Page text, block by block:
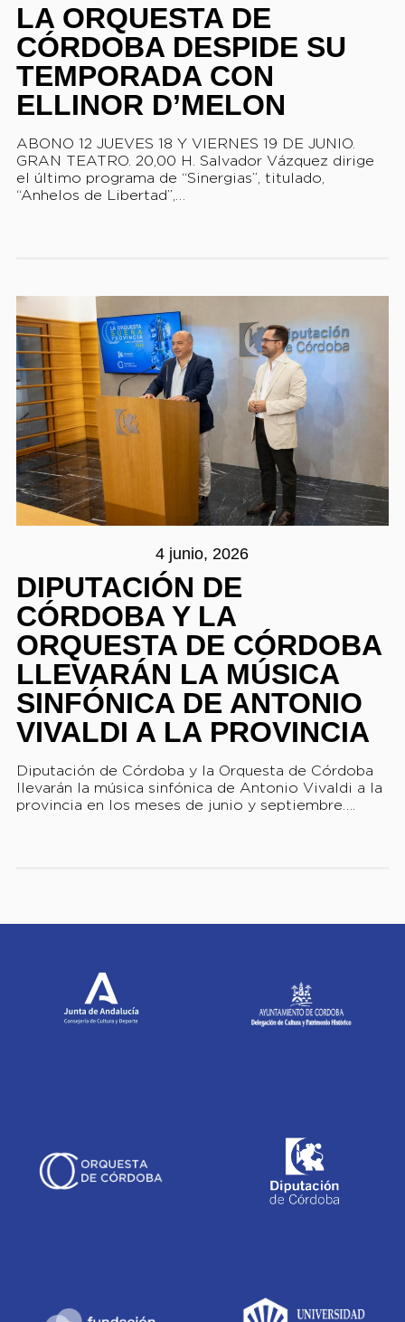
LA ORQUESTA DE
CÓRDOBA DESPIDE SU
TEMPORADA CON
ELLINOR D’MELON
ABONO 12 JUEVES 18 Y VIERNES 19 DE JUNIO.
GRAN TEATRO. 20,00 H. Salvador Vázquez dirige
el último programa de “Sinergias”, titulado,
“Anhelos de Libertad”,…
4 junio, 2026
DIPUTACIÓN DE
CÓRDOBA Y LA
ORQUESTA DE CÓRDOBA
LLEVARÁN LA MÚSICA
SINFÓNICA DE ANTONIO
VIVALDI A LA PROVINCIA
Diputación de Córdoba y la Orquesta de Córdoba
llevarán la música sinfónica de Antonio Vivaldi a la
provincia en los meses de junio y septiembre….